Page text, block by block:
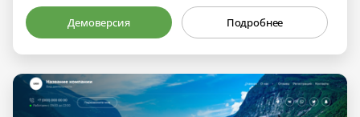
Демоверсия Подробнее